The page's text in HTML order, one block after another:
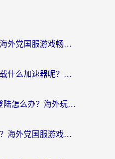
国外可以玩艾希么？海外党国服游戏畅玩终极指南（附加速器选择秘籍）
在国外玩逆战需要下载什么加速器呢？海外党亲测有效的国服游戏加速指南
300大作战国外无法登陆怎么办？海外玩家亲测有效的解决指南
法国怎么玩我的勇者？海外党国服游戏不卡攻略，附3款热门游戏加速实测